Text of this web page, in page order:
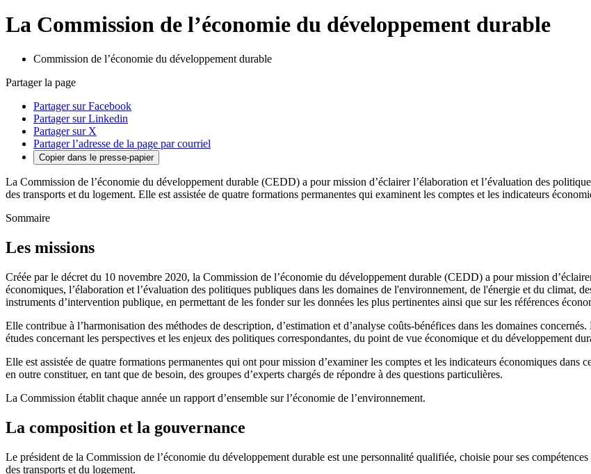
La Commission de l’économie du développement durable
Commission de l’économie du développement durable
Partager la page
Partager sur Facebook
Partager sur Linkedin
Partager sur X
Partager l’adresse de la page par courriel
Copier dans le presse-papier
La Commission de l’économie du développement durable (CEDD) a pour mission d’éclairer l’élaboration et l’évaluation des
des transports et du logement. Elle est assistée de quatre formations permanentes qui examinent les comptes et les indicateurs
Sommaire
Les missions
Créée par le décret du 10 novembre 2020, la Commission de l’économie du développement durable (CEDD) a pour mission
économiques, l’élaboration et l’évaluation des politiques publiques dans les domaines de l'environnement, de l'énergie et du climat,
instruments d’intervention publique, en permettant de les fonder sur les données les plus pertinentes ainsi que sur les références
Elle contribue à l’harmonisation des méthodes de description, d’estimation et d’analyse coûts-bénéfices dans les domaines
études concernant les perspectives et les enjeux des politiques correspondantes, du point de vue économique et du développement
Elle est assistée de quatre formations permanentes qui ont pour mission d’examiner les comptes et les indicateurs économiques
en outre constituer, en tant que de besoin, des groupes d’experts chargés de répondre à des questions particulières.
La Commission établit chaque année un rapport d’ensemble sur l’économie de l’environnement.
La composition et la gouvernance
Le président de la Commission de l’économie du développement durable est une personnalité qualifiée, choisie pour ses
des transports et du logement.